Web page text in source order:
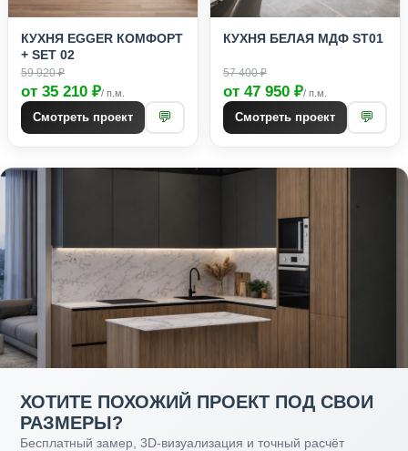
КУХНЯ EGGER КОМФОРТ
+ SET 02
59 920 ₽
от 35 210 ₽/ п.м.
Смотреть проект 💬
КУХНЯ БЕЛАЯ МДФ ST01
57 400 ₽
от 47 950 ₽/ п.м.
Смотреть проект 💬
ХОТИТЕ ПОХОЖИЙ ПРОЕКТ ПОД СВОИ
РАЗМЕРЫ?
Бесплатный замер, 3D-визуализация и точный расчёт